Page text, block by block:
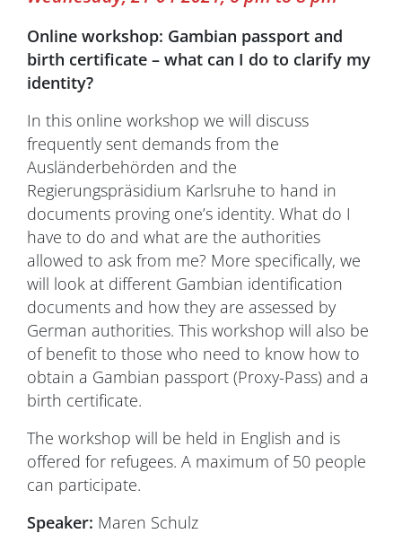
Online workshop: Gambian passport and
birth certificate – what can I do to clarify my
identity?
In this online workshop we will discuss
frequently sent demands from the
Ausländerbehörden and the
Regierungspräsidium Karlsruhe to hand in
documents proving one’s identity. What do I
have to do and what are the authorities
allowed to ask from me? More specifically, we
will look at different Gambian identification
documents and how they are assessed by
German authorities. This workshop will also be
of benefit to those who need to know how to
obtain a Gambian passport (Proxy-Pass) and a
birth certificate.
The workshop will be held in English and is
offered for refugees. A maximum of 50 people
can participate.
Speaker: Maren Schulz